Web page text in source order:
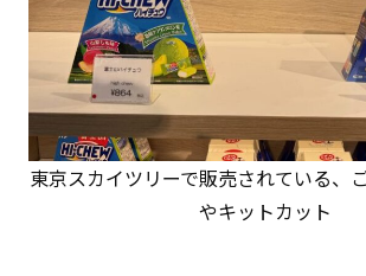
東京スカイツリーで販売されている、
やキットカット